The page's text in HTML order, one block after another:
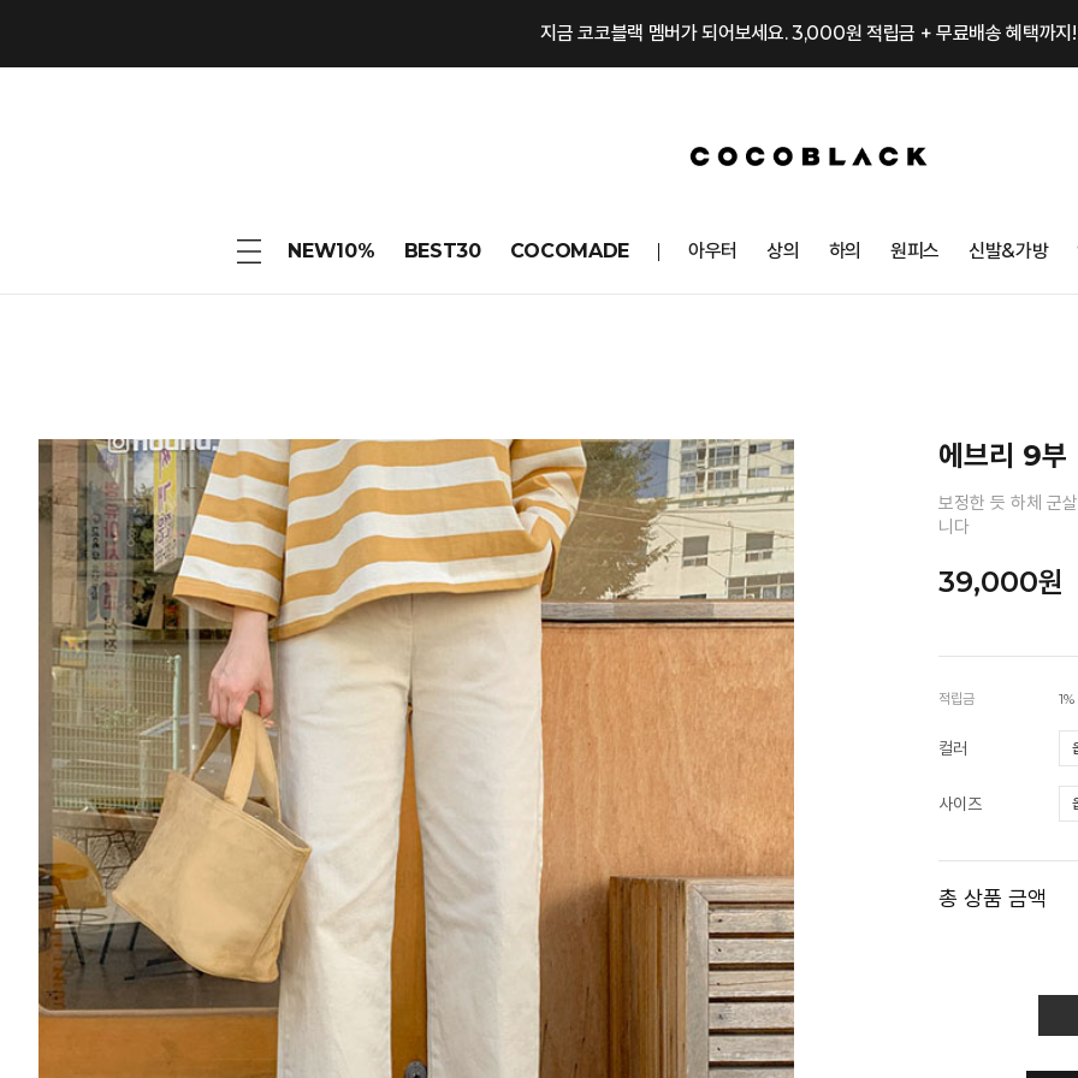
지금 코코블랙 멤버가 되어보세요. 3,000원 적립금 + 무료배송 혜택까지!
NEW10% BEST30 COCOMADE 아우터 상의 하의 원피스 신발&가방
에브리 9부
보정한 듯 하체 군
니다
39,000원
적립금 1%
컬러
사이즈
총 상품 금액